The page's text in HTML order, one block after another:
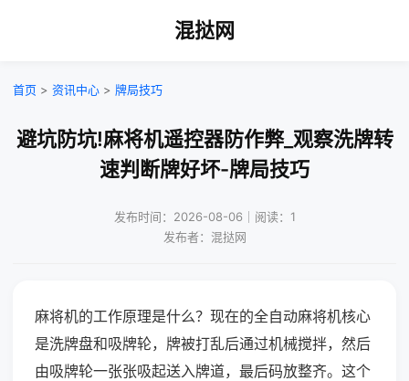
混挞网
首页 > 资讯中心 > 牌局技巧
避坑防坑!麻将机遥控器防作弊_观察洗牌转
速判断牌好坏-牌局技巧
发布时间：2026-08-06｜阅读：1
发布者：混挞网
麻将机的工作原理是什么？现在的全自动麻将机核心
是洗牌盘和吸牌轮，牌被打乱后通过机械搅拌，然后
由吸牌轮一张张吸起送入牌道，最后码放整齐。这个